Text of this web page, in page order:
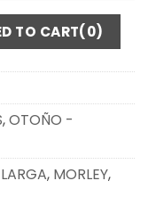
TO CART(0)
,OTOÑO -
, MORLEY,